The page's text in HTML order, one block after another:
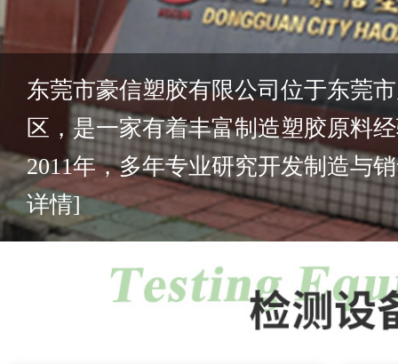
东莞市豪信塑胶有限公司位于东莞
区，是一家有着丰富制造塑胶原料
2011年，多年专业研究开发制造与
详情]